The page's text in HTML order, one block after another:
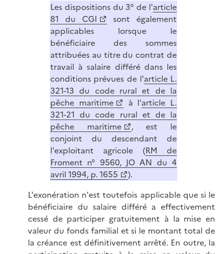
Les dispositions du 3° de l'article
81 du CGI
sont également
applicables lorsque le
bénéficiaire des sommes
attribuées au titre du contrat de
travail à salaire différé dans les
conditions prévues de l'article L.
321-13 du code rural et de la
pêche maritime
à l'article L.
321-21 du code rural et de la
pêche maritime
, est le
conjoint du descendant de
l'exploitant agricole (RM de
Froment n° 9560, JO AN du 4
avril 1994, p. 1655
).
L'exonération n'est toutefois applicable que si le
bénéficiaire du salaire différé a effectivement
cessé de participer gratuitement à la mise en
valeur du fonds familial et si le montant total de
la créance est définitivement arrêté. En outre, la